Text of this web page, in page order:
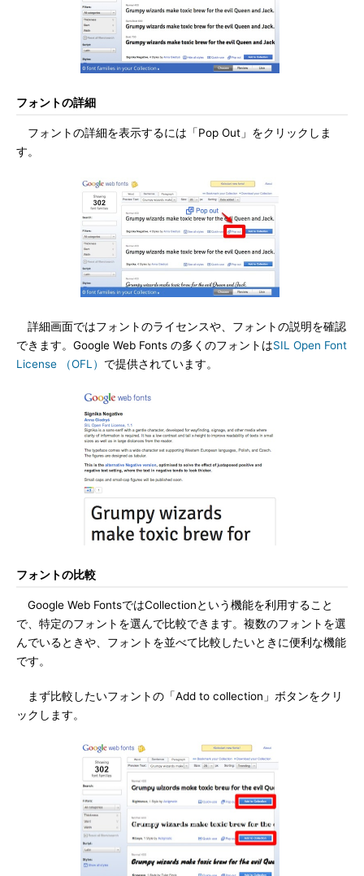
フォントの詳細
フォントの詳細を表示するには「Pop Out」をクリックしま
す。
詳細画面ではフォントのライセンスや、フォントの説明を確認
できます。Google Web Fonts の多くのフォントはSIL Open Font
License （OFL） で提供されています。
フォントの比較
Google Web FontsではCollectionという機能を利用すること
で、特定のフォントを選んで比較できます。複数のフォントを選
んでいるときや、フォントを並べて比較したいときに便利な機能
です。
まず比較したいフォントの「Add to collection」ボタンをクリ
ックします。